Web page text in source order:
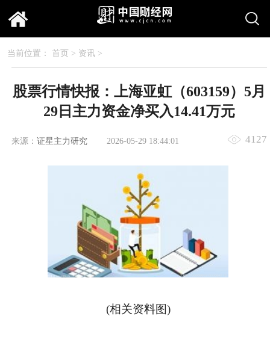
当前位置： 首页 > 资讯>
股票行情快报：上海亚虹（603159）5月
29日主力资金净买入14.41万元
来源： 证星主力研究 2026-05-29 18:44:01 4127
(相关资料图)